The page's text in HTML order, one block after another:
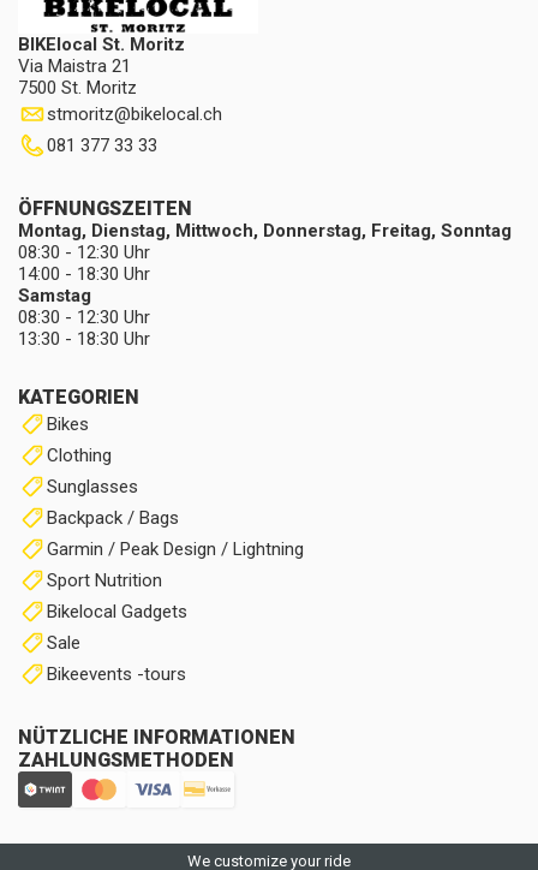
BIKElocal St. Moritz
Via Maistra 21
7500 St. Moritz
stmoritz@bikelocal.ch
081 377 33 33
KATEGORIEN
Bikes
Clothing
Sunglasses
Backpack / Bags
Garmin / Peak Design / Lightning
Sport Nutrition
Bikelocal Gadgets
Sale
Bikeevents -tours
NÜTZLICHE INFORMATIONEN
ZAHLUNGSMETHODEN
ÖFFNUNGSZEITEN
Montag, Dienstag, Mittwoch, Donnerstag, Freitag, Sonntag
08:30 - 12:30 Uhr
14:00 - 18:30 Uhr
Samstag
08:30 - 12:30 Uhr
13:30 - 18:30 Uhr
We customize your ride